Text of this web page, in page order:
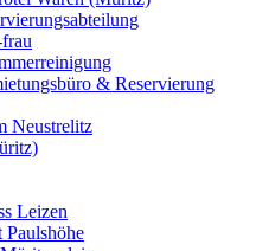
& Reservierung
Neustrelitz
Leizen
Paulshöhe